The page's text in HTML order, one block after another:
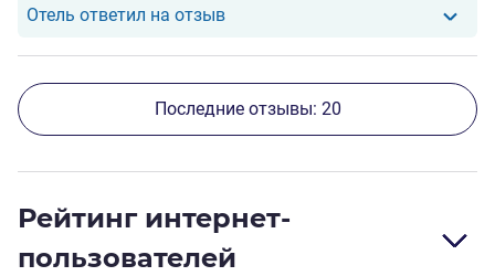
Отель ответил на отзывОтель ответил на отзыв от Elena
Последние отзывы: 20
Рейтинг интернет-
пользователей